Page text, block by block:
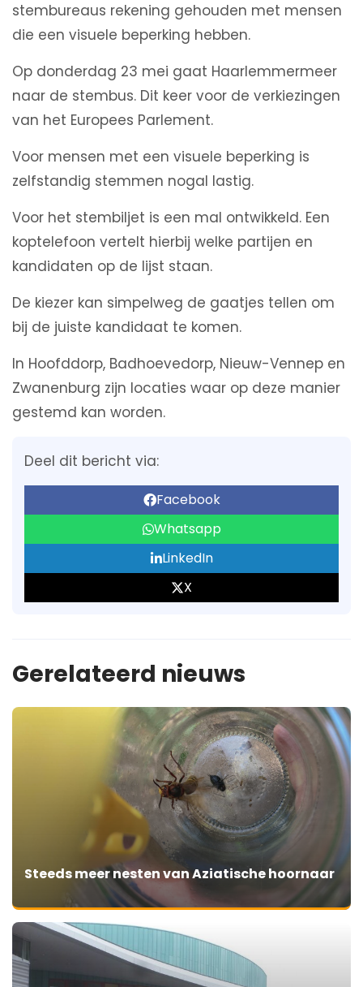
stembureaus rekening gehouden met mensen
die een visuele beperking hebben.
Op donderdag 23 mei gaat Haarlemmermeer
naar de stembus. Dit keer voor de verkiezingen
van het Europees Parlement.
Voor mensen met een visuele beperking is
zelfstandig stemmen nogal lastig.
Voor het stembiljet is een mal ontwikkeld. Een
koptelefoon vertelt hierbij welke partijen en
kandidaten op de lijst staan.
De kiezer kan simpelweg de gaatjes tellen om
bij de juiste kandidaat te komen.
In Hoofddorp, Badhoevedorp, Nieuw-Vennep en
Zwanenburg zijn locaties waar op deze manier
gestemd kan worden.
Deel dit bericht via:
Facebook
Whatsapp
LinkedIn
X
Gerelateerd nieuws
Steeds meer nesten van Aziatische hoornaar